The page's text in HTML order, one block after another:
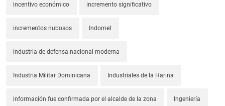
incentivo económico incremento significativo
incrementos nubosos Indomet
industria de defensa nacional moderna
Industria Militar Dominicana Industriales de la Harina
información fue confirmada por el alcalde de la zona Ingeniería